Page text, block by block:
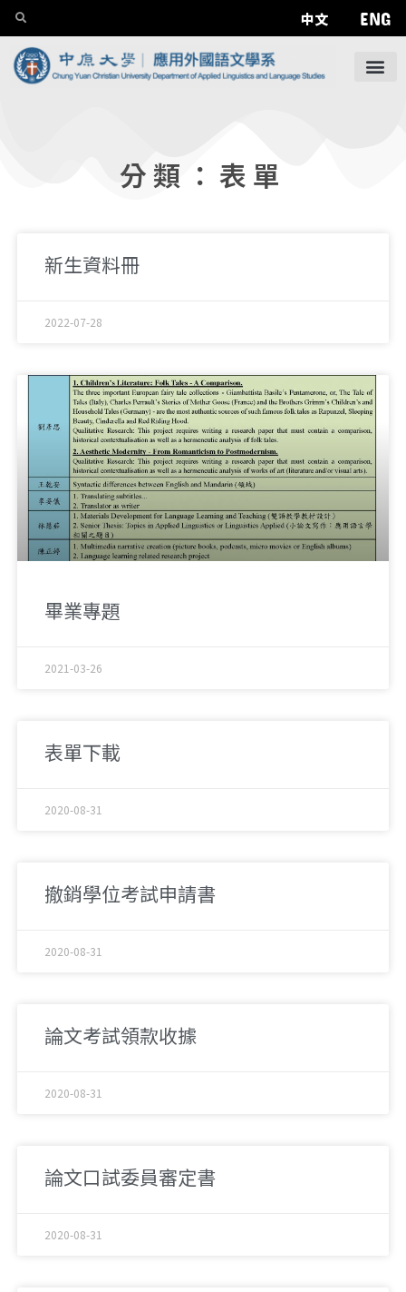
中文 ENG
分類：表單
新生資料冊
2022-07-28
畢業專題
2021-03-26
表單下載
2020-08-31
撤銷學位考試申請書
2020-08-31
論文考試領款收據
2020-08-31
論文口試委員審定書
2020-08-31